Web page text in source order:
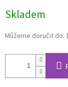
cena:
Skladem
Můžeme doručit do: